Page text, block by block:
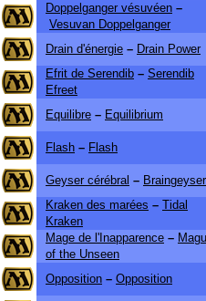
Doppelganger vésuvéen –
Vesuvan Doppelganger
Drain d'énergie – Drain Power
Efrit de Serendib – Serendib
Efreet
Equilibre – Equilibrium
Flash – Flash
Geyser cérébral – Braingeyser
Kraken des marées – Tidal
Kraken
Mage de l'Inapparence –
of the Unseen
Opposition – Opposition